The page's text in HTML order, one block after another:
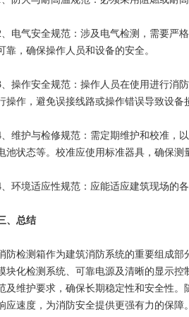
气安全规范：涉及电气检测，需要严格
靠，确保操作人员和设备的安全。
作安全规范：操作人员在使用进行消防
操作，避免误接线路或操作错误导致设备
护与检修规范：需定期维护和校准，以
池状态等。校准应使用标准器具，确保测
境适应性规范：应能适应建筑现场的各
、总结
测箱作为建筑消防系统的重要组成部分
块化检测系统、可靠电源及清晰的显示
及维护要求，确保长期稳定性和安全性
应速度，为消防安全提供更强有力的保障。